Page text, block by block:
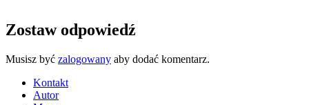
Zostaw odpowiedź
Musisz być zalogowany aby dodać komentarz.
Kontakt
Autor